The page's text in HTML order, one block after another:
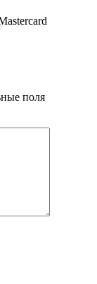
поля